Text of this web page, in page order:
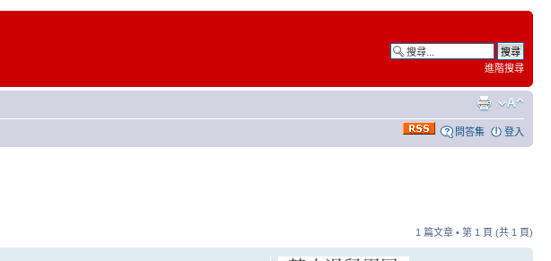
進階搜尋
問答集 登入
1 篇文章 • 第 1 頁 (共 1 頁)